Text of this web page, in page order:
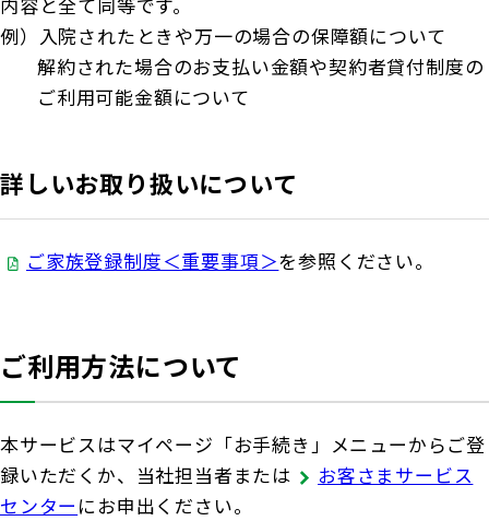
例）入院されたときや万一の場合の保障額について
解約された場合のお支払い金額や契約者貸付制度の
ご利用可能金額について
詳しいお取り扱いについて
ご家族登録制度＜重要事項＞を参照ください。
ご利用方法について
本サービスはマイページ「お手続き」メニューからご登
録いただくか、当社担当者または
お客さまサービス
センター にお申出ください。